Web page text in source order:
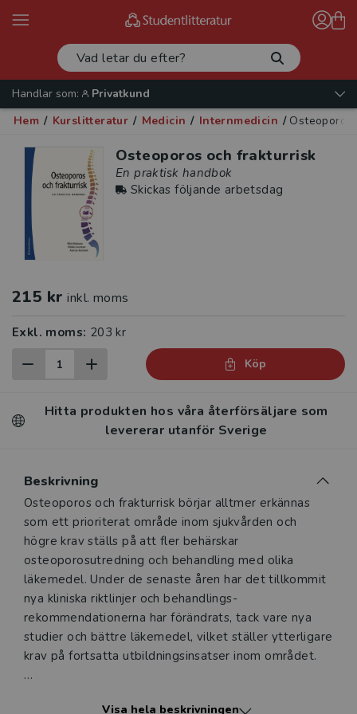
Handlar som:
Privatkund
Hem / Kurslitteratur / Medicin / Internmedicin /
Osteoporos och frakturrisk
En praktisk handbok
Skickas följande arbetsdag
215 kr inkl. moms
Exkl. moms: 203 kr
Köp
Hitta produkten hos våra återförsäljare som
levererar utanför Sverige
Beskrivning
Beskrivning
Osteoporos och frakturrisk börjar alltmer erkännas
som ett prioriterat område inom sjukvården och
högre krav ställs på att fler behärskar
osteoporosutredning och behandling med olika
läkemedel. Under de senaste åren har det tillkommit
nya kliniska riktlinjer och behandlings­
rekommendationerna har förändrats, tack vare nya
studier och bättre läkemedel, vilket ställer ytterligare
krav på fortsatta utbildningsinsatser inom området.
Visa hela beskrivningen